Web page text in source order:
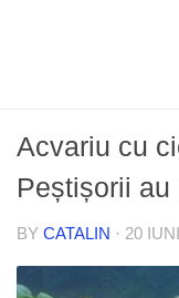
Acvariu cu
Peștișorii
BY CATALIN · 20